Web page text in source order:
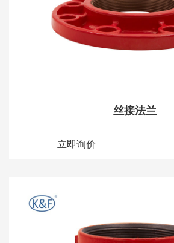
丝接法兰
立即询价